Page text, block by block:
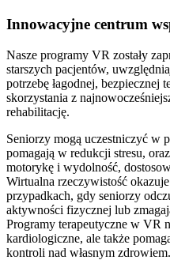
Innowacyjne centrum
Nasze programy VR zostały
starszych pacjentów,
potrzebę łagodnej, bezpiecznej
skorzystania z
rehabilitację.
Seniorzy mogą uczestniczyć w
pomagają w redukcji stresu,
motorykę i wydolność,
Wirtualna rzeczywistość
przypadkach, gdy seniorzy
aktywności fizycznej lub
Programy terapeutyczne w VR
kardiologiczne, ale także
kontroli nad własnym zdrowiem.